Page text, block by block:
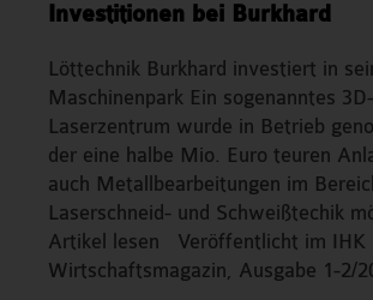
Investitionen bei Burkhard
Löttechnik Burkhard investiert in
Maschinenpark Ein sogenanntes 3D-
Laserzentrum wurde in Betrieb
der eine halbe Mio. Euro teuren
auch Metallbearbeitungen im
Laserschneid- und Schweißtechik
Artikel lesen Veröffentlicht im IHK
Wirtschaftsmagazin, Ausgabe 1-2/